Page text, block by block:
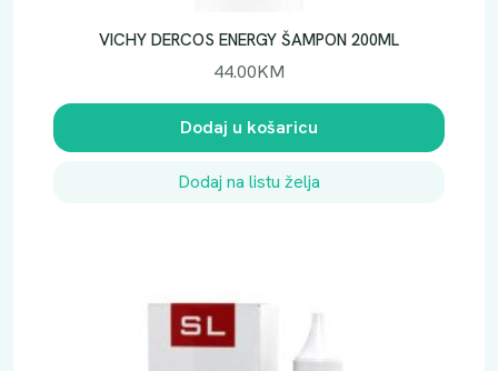
VICHY DERCOS ENERGY ŠAMPON 200ML
44.00KM
Dodaj u košaricu
Dodaj na listu želja